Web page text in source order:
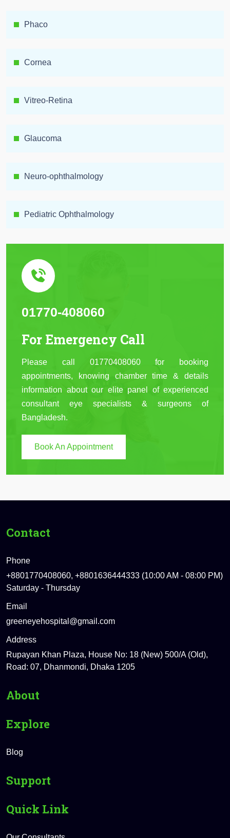
Phaco
Cornea
Vitreo-Retina
Glaucoma
Neuro-ophthalmology
Pediatric Ophthalmology
01770-408060
For Emergency Call
Please call 01770408060 for booking
appointments, knowing chamber time & details
information about our elite panel of experienced
consultant eye specialists & surgeons of
Bangladesh.
Book An Appointment
Contact
Phone
+8801770408060, +8801636444333 (10:00 AM - 08:00 PM)
Saturday - Thursday
Email
greeneyehospital@gmail.com
Address
Rupayan Khan Plaza, House No: 18 (New) 500/A (Old),
Road: 07, Dhanmondi, Dhaka 1205
About
Explore
Blog
Support
Quick Link